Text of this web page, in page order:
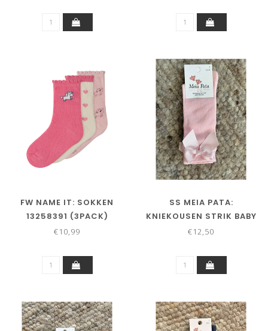
FW NAME IT: SOKKEN
13258391 (3PACK)
€10,99
SS MEIA PATA:
KNIEKOUSEN STRIK BABY
PINK
€12,50